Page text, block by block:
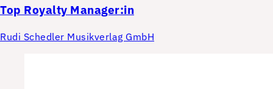
Top Royalty Manager:in
Rudi Schedler Musikverlag GmbH